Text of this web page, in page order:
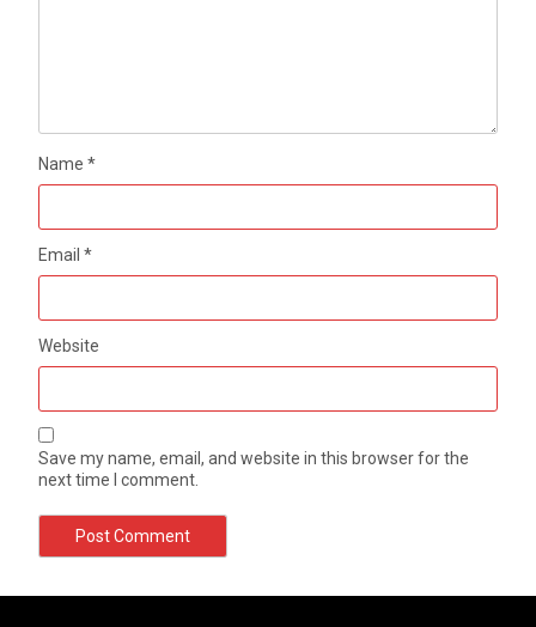
Name*
Email*
Website
Save my name, email, and website in this browser for the
next time I comment.